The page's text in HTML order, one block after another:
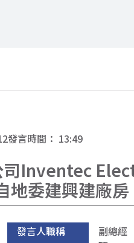
發言時間： 13:49
司Inventec
地委建興建廠房
發言人職稱
副總經